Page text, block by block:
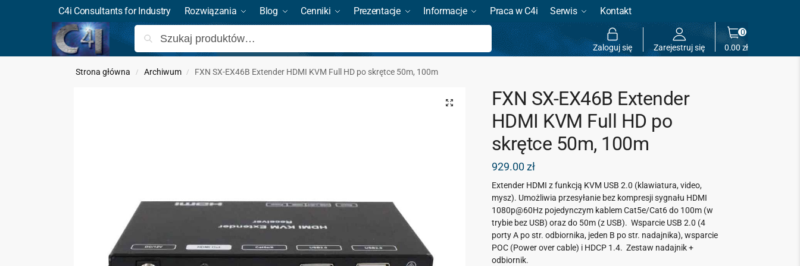
C4i Consultants for Industry Rozwiązania Blog Cenniki Prezentacje Informacje Praca w C4i Serwis Kontakt
Szukaj
Zaloguj się Zarejestruj się 0.00zł
0
Strona główna / Archiwum / FXN SX-EX46B Extender HDMI KVM Full HD po skrętce 50m, 100m
FXN SX-EX46B Extender
HDMI KVM Full HD po
skrętce 50m, 100m
929.00zł
Extender HDMI z funkcją KVM USB 2.0 (klawiatura, video,
mysz). Umożliwia przesyłanie bez kompresji sygnału HDMI
1080p@60Hz pojedynczym kablem Cat5e/Cat6 do 100m (w
trybie bez USB) oraz do 50m (z USB). Wsparcie USB 2.0 (4
porty A po str. odbiornika, jeden B po str. nadajnika), wsparcie
POC (Power over cable) i HDCP 1.4. Zestaw nadajnik +
odbiornik.